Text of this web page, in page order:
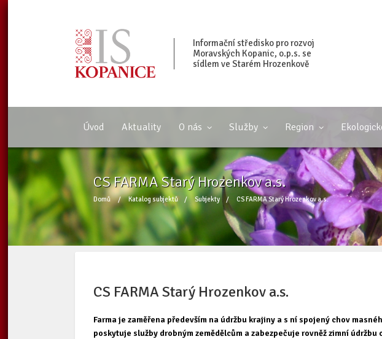
Informační středisko pro rozvoj
Moravských Kopanic, o.p.s. se
sídlem ve Starém Hrozenkově
Úvod Aktuality O nás Služby Region
CS FARMA Starý Hrozenkov a.s.
Domů / Katalog subjektů / Subjekty / CS FARMA Starý Hrozenkov a.s.
CS FARMA Starý Hrozenkov a.s.
Farma je zaměřena především na údržbu krajiny a s ní spojený chov
poskytuje služby drobným zemědělcům a zabezpečuje rovněž zimní